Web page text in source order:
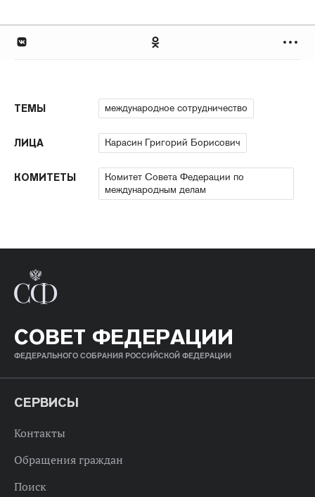
ТЕМЫ международное сотрудничество
ЛИЦА Карасин Григорий Борисович
КОМИТЕТЫ
Комитет Совета Федерации по
международным делам
СОВЕТ ФЕДЕРАЦИИ
ФЕДЕРАЛЬНОГО СОБРАНИЯ РОССИЙСКОЙ ФЕДЕРАЦИИ
СЕРВИСЫ
Контакты
Обращения граждан
Поиск